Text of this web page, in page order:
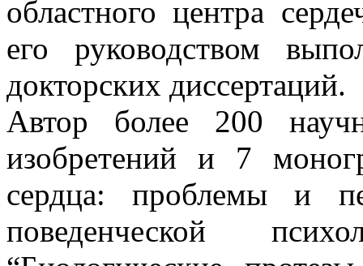
областного центра
его руководством
докторских диссертаций.
Автор более 200
изобретений и 7
сердца: проблемы и
поведенческой